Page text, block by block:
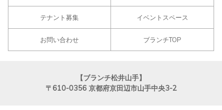
テナント募集 イベントスペース
お問い合わせ ブランチTOP
【ブランチ松井山手】
〒610-0356 京都府京田辺市山手中央3-2